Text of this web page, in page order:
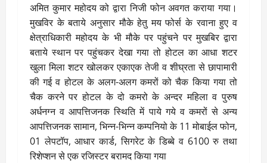
अमित कुमार महोदय को द्वारा निजी फोन अवगत कराया गया।
मुखविर के बताये अनुसार मौके हेतु मय फोर्स के रवाना हुए व
क्षेत्राधिकारी महोदय के भी मौके पर पहुंचने पर मुखबिर द्वारा
बताये स्थान पर पहुंचकर देखा गया तो होटल का आधा शटर
खुला मिला शटर खोलकर एकाएक तेजी व शीघ्रता से छापामारी
की गई व होटल के अलग-अलग कमरों को चैक किया गया तो
चैक करने पर होटल के दो कमरो के अन्दर महिला व पुरुष
अर्धनग्न व आपत्तिजनक स्थिति में पाये गये व कमरों से अन्य
आपत्तिजनक सामान, भिन्न-भिन्न कम्पनियो के 11 मोबाईल फोन,
01 लेपटॉप, आधार कार्ड, सिगरेट के डिब्बे व 6100 रु तथा
रिशेप्शन से एक रजिस्टर बरामद किया गया